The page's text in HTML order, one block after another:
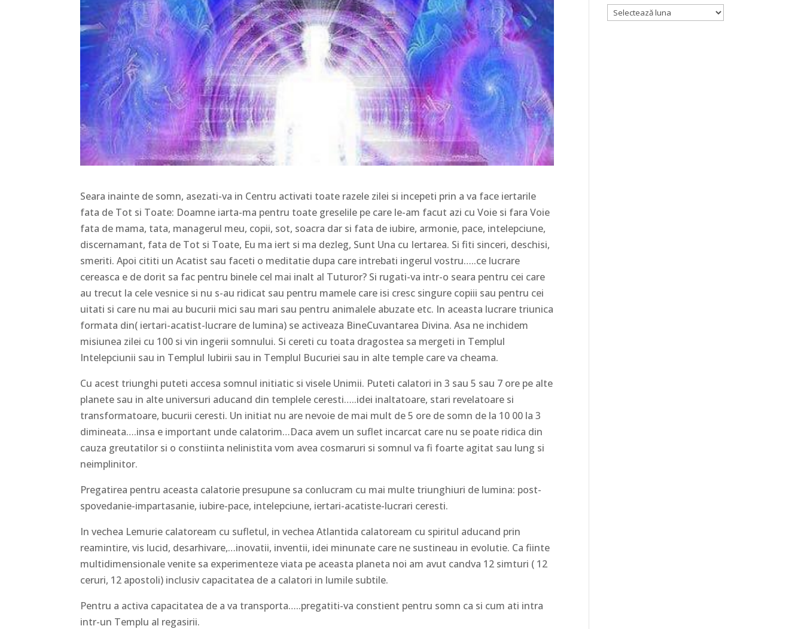
Seara inainte de somn, asezati-va in Centru activati toate razele zilei si incepeti prin a va face iertarile
fata de Tot si Toate: Doamne iarta-ma pentru toate greselile pe care le-am facut azi cu Voie si fara Voie
fata de mama, tata, managerul meu, copii, sot, soacra dar si fata de iubire, armonie, pace, intelepciune,
discernamant, fata de Tot si Toate, Eu ma iert si ma dezleg, Sunt Una cu Iertarea. Si fiti sinceri, deschisi,
smeriti. Apoi cititi un Acatist sau faceti o meditatie dupa care intrebati ingerul vostru…..ce lucrare
cereasca e de dorit sa fac pentru binele cel mai inalt al Tuturor? Si rugati-va intr-o seara pentru cei care
au trecut la cele vesnice si nu s-au ridicat sau pentru mamele care isi cresc singure copiii sau pentru cei
uitati si care nu mai au bucurii mici sau mari sau pentru animalele abuzate etc. In aceasta lucrare triunica
formata din( iertari-acatist-lucrare de lumina) se activeaza BineCuvantarea Divina. Asa ne inchidem
misiunea zilei cu 100 si vin ingerii somnului. Si cereti cu toata dragostea sa mergeti in Templul
Intelepciunii sau in Templul Iubirii sau in Templul Bucuriei sau in alte temple care va cheama.
Cu acest triunghi puteti accesa somnul initiatic si visele Unimii. Puteti calatori in 3 sau 5 sau 7 ore pe alte
planete sau in alte universuri aducand din templele ceresti…..idei inaltatoare, stari revelatoare si
transformatoare, bucurii ceresti. Un initiat nu are nevoie de mai mult de 5 ore de somn de la 10 00 la 3
dimineata….insa e important unde calatorim…Daca avem un suflet incarcat care nu se poate ridica din
cauza greutatilor si o constiinta nelinistita vom avea cosmaruri si somnul va fi foarte agitat sau lung si
neimplinitor.
Pregatirea pentru aceasta calatorie presupune sa conlucram cu mai multe triunghiuri de lumina: post-
spovedanie-impartasanie, iubire-pace, intelepciune, iertari-acatiste-lucrari ceresti.
In vechea Lemurie calatoream cu sufletul, in vechea Atlantida calatoream cu spiritul aducand prin
reamintire, vis lucid, desarhivare,…inovatii, inventii, idei minunate care ne sustineau in evolutie. Ca fiinte
multidimensionale venite sa experimenteze viata pe aceasta planeta noi am avut candva 12 simturi ( 12
ceruri, 12 apostoli) inclusiv capacitatea de a calatori in lumile subtile.
Pentru a activa capacitatea de a va transporta…..pregatiti-va constient pentru somn ca si cum ati intra
intr-un Templu al regasirii.
Arhive